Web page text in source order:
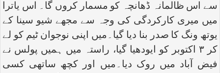
سے اس ظالمانہ ڈھانچہ کو مسمار کروں گا۔ اس یاترا
میں میری کارکردگی کی وجہ سے مجھے شیو سینا کے
یوتھ ونگ کا صدر بنا دیا گیا۔میں اپنی نوجوان ٹیم کو لے
کر ۳ اکتوبر کو ایودھیا گیا، راستہ میں ہمیں پولس نے
فیض آباد میں روک دیا۔میں اور کچھ ساتھی کسی